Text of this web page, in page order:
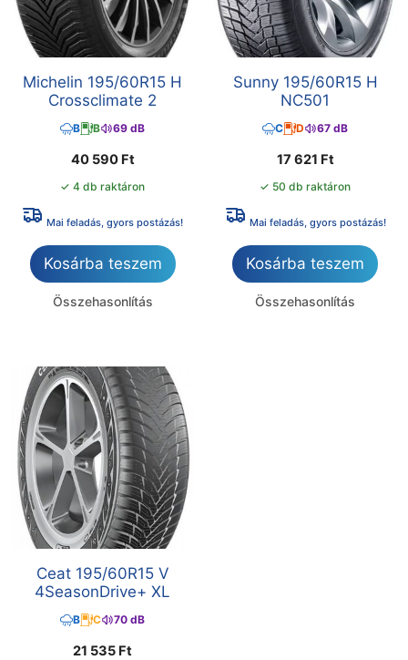
Michelin 195/60R15 H
Crossclimate 2
B B 69 dB
40 590 Ft
✓ 4 db raktáron
Mai feladás, gyors postázás!
Kosárba teszem
Összehasonlítás
Sunny 195/60R15 H
NC501
C D 67 dB
17 621 Ft
✓ 50 db raktáron
Mai feladás, gyors postázás!
Kosárba teszem
Összehasonlítás
Ceat 195/60R15 V
4SeasonDrive+ XL
B C 70 dB
21 535 Ft